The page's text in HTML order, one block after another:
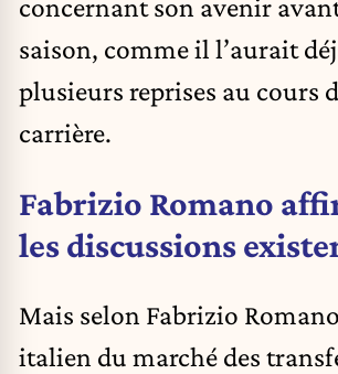
concernant son avenir
saison, comme il l’aurait
plusieurs reprises au cours
carrière.
Fabrizio Romano
les discussions
Mais selon Fabrizio
italien du marché des